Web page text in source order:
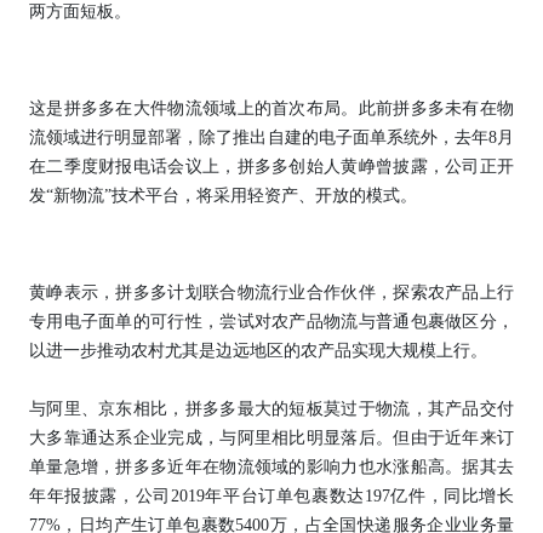
两方面短板。
这是拼多多在大件物流领域上的首次布局。此前拼多多未有在物
流领域进行明显部署，除了推出自建的电子面单系统外，去年8月
在二季度财报电话会议上，拼多多创始人黄峥曾披露，公司正开
发“新物流”技术平台，将采用轻资产、开放的模式。
黄峥表示，拼多多计划联合物流行业合作伙伴，探索农产品上行
专用电子面单的可行性，尝试对农产品物流与普通包裹做区分，
以进一步推动农村尤其是边远地区的农产品实现大规模上行。
与阿里、京东相比，拼多多最大的短板莫过于物流，其产品交付
大多靠通达系企业完成，与阿里相比明显落后。但由于近年来订
单量急增，拼多多近年在物流领域的影响力也水涨船高。据其去
年年报披露，公司2019年平台订单包裹数达197亿件，同比增长
77%，日均产生订单包裹数5400万，占全国快递服务企业业务量